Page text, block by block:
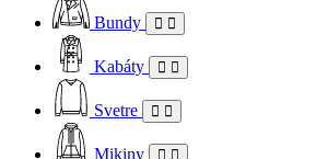
Bundy
Kabáty
Svetre
Mikiny